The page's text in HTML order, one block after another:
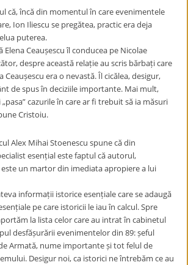
că, încă din momentul în care evenimentele
Ion Iliescu se pregătea, practic era deja
puterea.
Elena Ceaușescu îl conducea pe Nicolae
despre această relație au scris bărbați care
Ceaușescu era o nevastă. Îl cicălea, desigur,
de spus în deciziile importante. Mai mult,
„pasa” cazurile în care ar fi trebuit să ia măsuri
Cristoiu.
Alex Mihai Stoenescu spune că din
esențial este faptul că autorul,
un martor din imediata apropiere a lui
informații istorice esențiale care se adaugă
pe care istoricii le iau în calcul. Spre
la lista celor care au intrat în cabinetul
desfășurării evenimentelor din 89: șeful
Armată, nume importante și tot felul de
Desigur noi, ca istorici ne întrebăm ce au